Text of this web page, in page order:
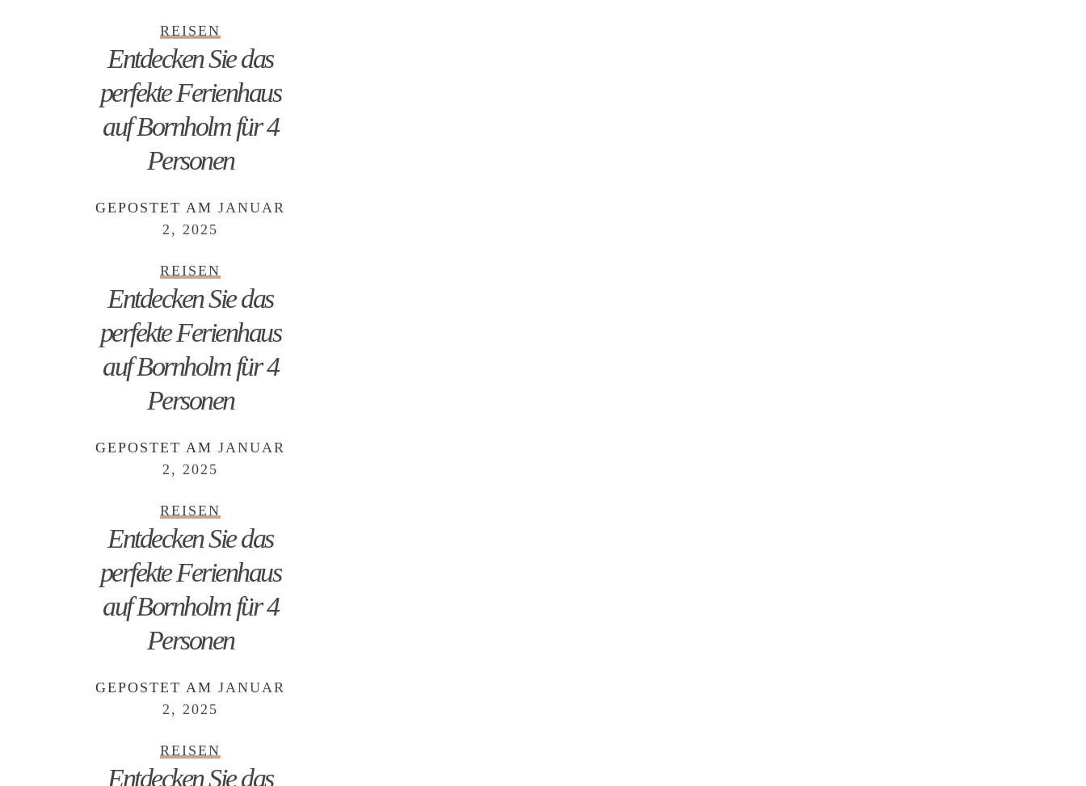
REISEN
Entdecken Sie das
perfekte Ferienhaus
auf Bornholm für 4
Personen
GEPOSTET AMJANUAR
2, 2025
REISEN
Entdecken Sie das
perfekte Ferienhaus
auf Bornholm für 4
Personen
GEPOSTET AMJANUAR
2, 2025
REISEN
Entdecken Sie das
perfekte Ferienhaus
auf Bornholm für 4
Personen
GEPOSTET AMJANUAR
2, 2025
REISEN
Entdecken Sie das